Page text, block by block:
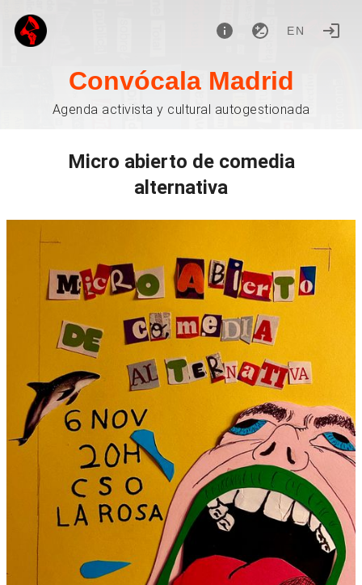
EN
Convócala Madrid
Agenda activista y cultural autogestionada
Micro abierto de comedia
alternativa